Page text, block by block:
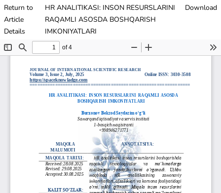
Return to
Article
Details
HR ANALITIKASI: INSON RESURSLARINI
RAQAMLI ASOSDA BOSHQARISH
IMKONIYATLARI
Download